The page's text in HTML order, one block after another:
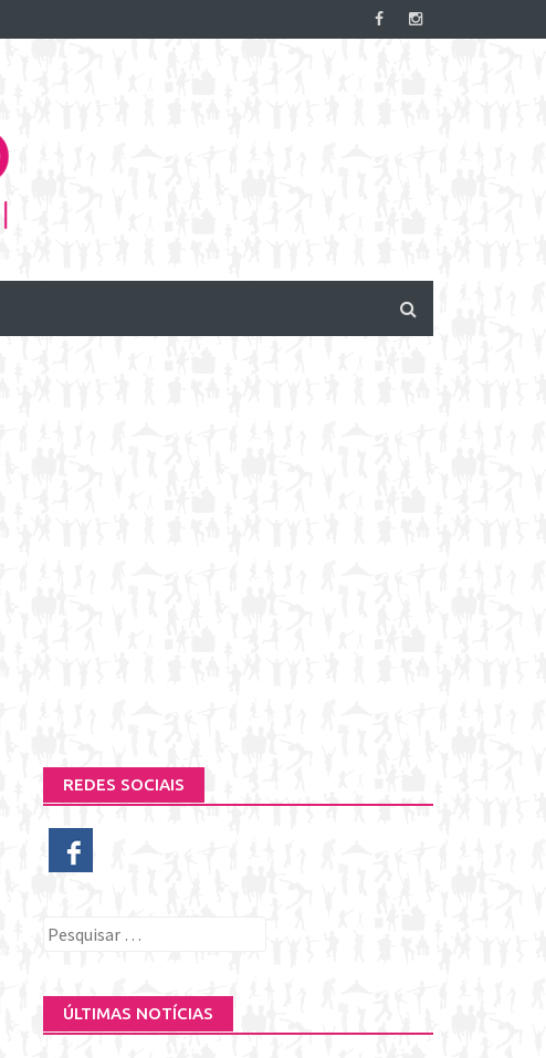
REDES SOCIAIS
Pesquisar
ÚLTIMAS NOTÍCIAS